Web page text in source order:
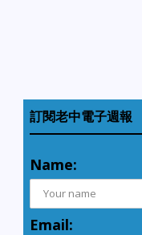
訂閱老中電子週報
Name:
Email: